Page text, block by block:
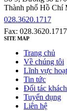
Thành phố Hồ Chí
028.3620.1717
Fax: 028.3620.1717
SITE MAP
Trang chủ
Về chúng tôi
Lĩnh vực
Tin tức
Đối tác
Tuyển dụng
Liên hệ